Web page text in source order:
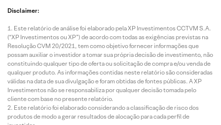
Disclaimer:
Este relatório de análise foi elaborado pela XP Investimentos CCTVM S.A.
(“XP Investimentos ou XP”) de acordo com todas as exigências previstas na
Resolução CVM 20/2021, tem como objetivo fornecer informações que
possam auxiliar o investidor a tomar sua própria decisão de investimento, não
constituindo qualquer tipo de oferta ou solicitação de compra e/ou venda de
qualquer produto. As informações contidas neste relatório são consideradas
válidas na data de sua divulgação e foram obtidas de fontes públicas. A XP
Investimentos não se responsabiliza por qualquer decisão tomada pelo
cliente com base no presente relatório.
Este relatório foi elaborado considerando a classificação de risco dos
produtos de modo a gerar resultados de alocação para cada perfil de